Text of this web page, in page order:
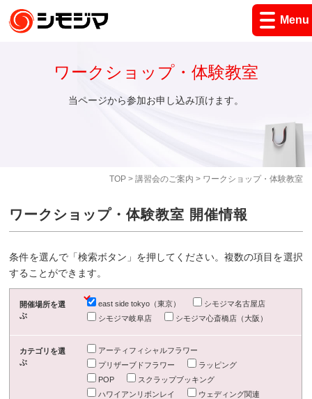
Menu
TOP> 講習会のご案内 > ワークショップ・体験教室
ワークショップ・体験教室
当ページから参加お申し込み頂けます。
ワークショップ・体験教室 開催情報
条件を選んで「検索ボタン」を押してください。複数の項目を選択
することができます。
開催場所を選
ぶ
east side tokyo（東京）
シモジマ名古屋店
シモジマ岐阜店
シモジマ心斎橋店（大阪）
カテゴリを選
ぶ
アーティフィシャルフラワー
プリザーブドフラワー
ラッピング
POP
スクラップブッキング
ハワイアンリボンレイ
ウェディング関連